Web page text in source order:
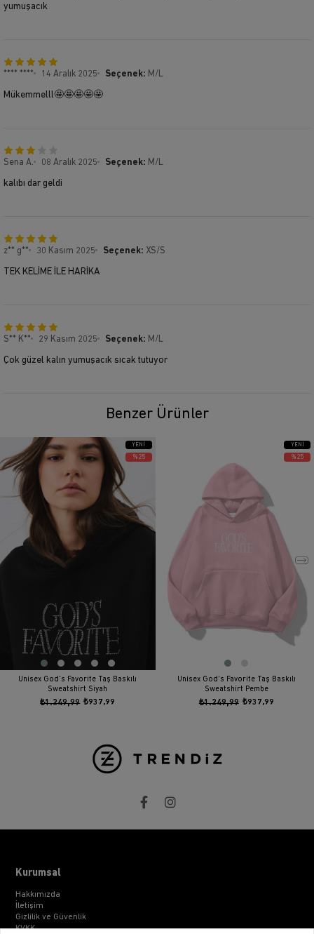
yumuşacık
**** **** 14 Aralık 2025 Seçenek: M/L
Mükemmelll🤩🤩🤩🤩🤩
Sena A. 08 Aralık 2025 Seçenek: M/L
kalıbı dar geldi
z** g** 30 Kasım 2025 Seçenek: XS/S
TEK KELİME İLE HARİKA
S** K** 29 Kasım 2025 Seçenek: M/L
Çok güzel kalın yumuşacık sıcak tutuyor
Benzer Ürünler
Unisex God's Favorite Taş Baskılı
Sweatshirt Siyah
₺937,99
₺1.249,99
YENI
ÜRÜN
%25
Unisex God's Favorite Taş Baskılı
Sweatshirt Pembe
₺937,99
₺1.249,99
YENI
ÜRÜN
%25
Kurumsal
Hakkımızda
İletişim
Gizlilik ve Güvenlik
KVKK